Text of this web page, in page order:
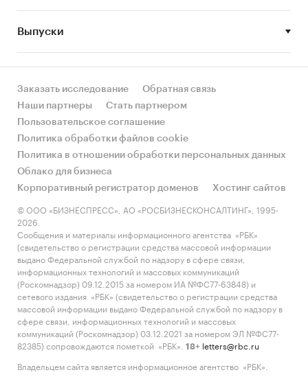
Еврозоны в одном месте.
Выпуски
Заказать исследование
Обратная связь
Наши партнеры
Стать партнером
Пользовательское соглашение
Политика обработки файлов cookie
Политика в отношении обработки персональных данных
Облако для бизнеса
Корпоративный регистратор доменов
Хостинг сайтов
© ООО «БИЗНЕСПРЕСС», АО «РОСБИЗНЕСКОНСАЛТИНГ», 1995-
2026.
Сообщения и материалы информационного агентства «РБК»
(свидетельство о регистрации средства массовой информации
выдано Федеральной службой по надзору в сфере связи,
информационных технологий и массовых коммуникаций
(Роскомнадзор) 09.12.2015 за номером ИА №ФС77-63848) и
сетевого издания «РБК» (свидетельство о регистрации средства
массовой информации выдано Федеральной службой по надзору в
сфере связи, информационных технологий и массовых
коммуникаций (Роскомнадзор) 03.12.2021 за номером ЭЛ №ФС77-
82385) сопровождаются пометкой «РБК».
18+ letters@rbc.ru
Владельцем сайта является информационное агентство «РБК».